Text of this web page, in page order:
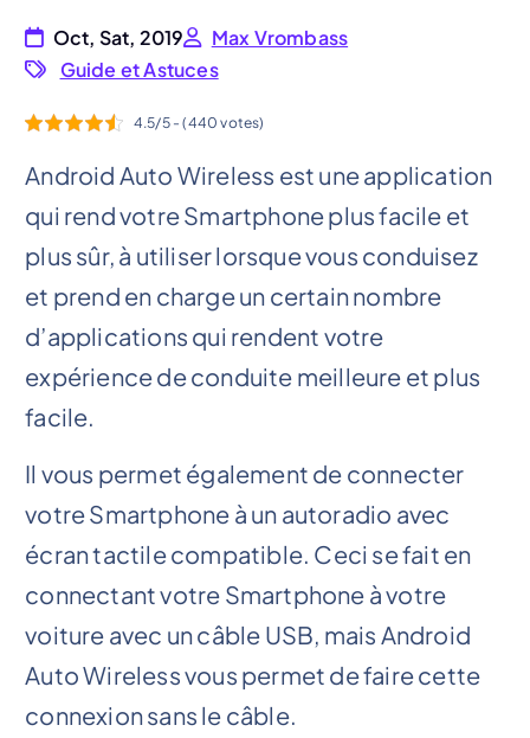
Oct, Sat, 2019
Max Vrombass
Guide et Astuces
4.5/5 - (440 votes)
Android Auto Wireless est une application
qui rend votre Smartphone plus facile et
plus sûr, à utiliser lorsque vous conduisez
et prend en charge un certain nombre
d’applications qui rendent votre
expérience de conduite meilleure et plus
facile.
Il vous permet également de connecter
votre Smartphone à un autoradio avec
écran tactile compatible. Ceci se fait en
connectant votre Smartphone à votre
voiture avec un câble USB, mais Android
Auto Wireless vous permet de faire cette
connexion sans le câble.